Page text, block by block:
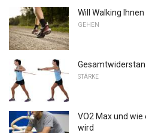
Will Walking
GEHEN
STÄRKE
VO2 Max und
wird